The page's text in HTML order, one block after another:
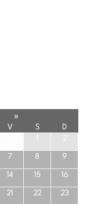
»
V S
D
2
7 8 9
14 15 16
21 22 23